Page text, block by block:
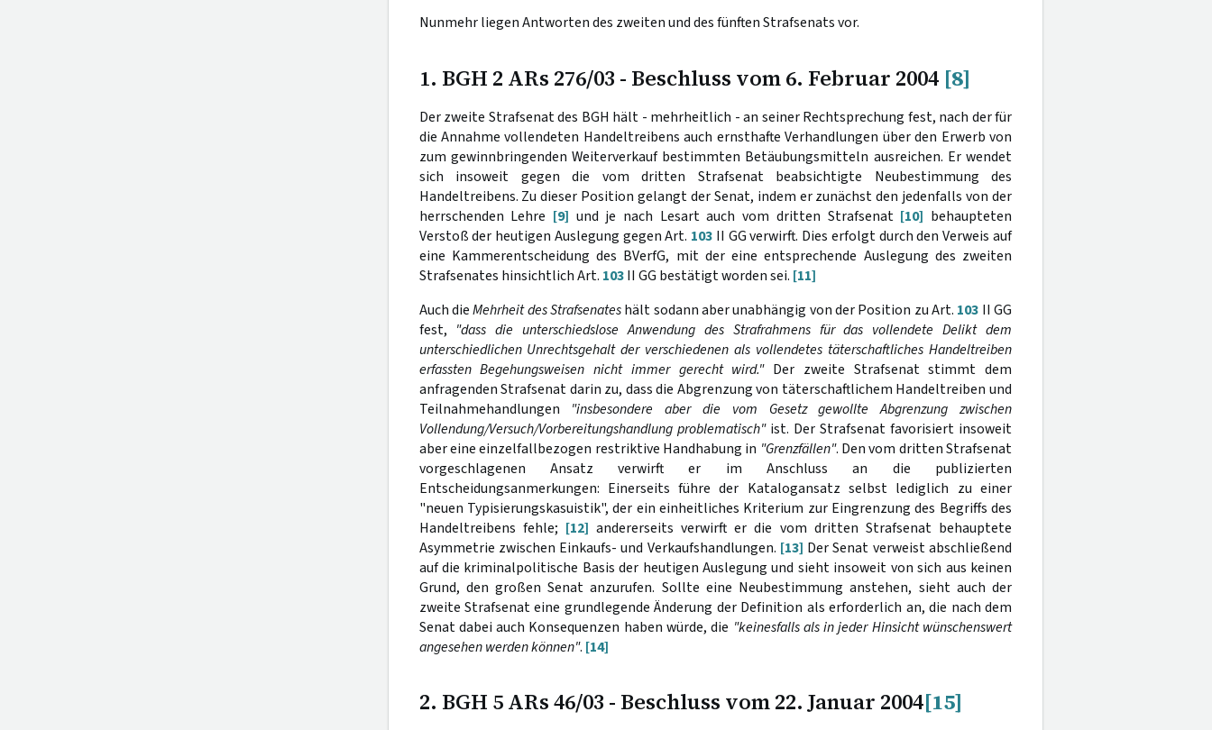
Nunmehr liegen Antworten des zweiten und des fünften Strafsenats vor.
1. BGH 2 ARs 276/03 - Beschluss vom 6. Februar 2004 [8]
Der zweite Strafsenat des BGH hält - mehrheitlich - an seiner Rechtsprechung fest, nach der für
die Annahme vollendeten Handeltreibens auch ernsthafte Verhandlungen über den Erwerb von
zum gewinnbringenden Weiterverkauf bestimmten Betäubungsmitteln ausreichen. Er wendet
sich insoweit gegen die vom dritten Strafsenat beabsichtigte Neubestimmung des
Handeltreibens. Zu dieser Position gelangt der Senat, indem er zunächst den jedenfalls von der
herrschenden Lehre [9] und je nach Lesart auch vom dritten Strafsenat [10] behaupteten
Verstoß der heutigen Auslegung gegen Art. 103 II GG verwirft. Dies erfolgt durch den Verweis auf
eine Kammerentscheidung des BVerfG, mit der eine entsprechende Auslegung des zweiten
Strafsenates hinsichtlich Art. 103II GG bestätigt worden sei. [11]
Auch dieMehrheit des Strafsenateshält sodann aber unabhängig von der Position zu Art. 103 II GG
fest, "dass die unterschiedslose Anwendung des Strafrahmens für das vollendete Delikt dem
unterschiedlichen Unrechtsgehalt der verschiedenen als vollendetes täterschaftliches Handeltreiben
erfassten Begehungsweisen nicht immer gerecht wird."Der zweite Strafsenat stimmt dem
anfragenden Strafsenat darin zu, dass die Abgrenzung von täterschaftlichem Handeltreiben und
Teilnahmehandlungen "insbesondere aber die vom Gesetz gewollte Abgrenzung zwischen
Vollendung/Versuch/Vorbereitungshandlung problematisch"ist. Der Strafsenat favorisiert insoweit
aber eine einzelfallbezogen restriktive Handhabung in "Grenzfällen". Den vom dritten Strafsenat
vorgeschlagenen Ansatz verwirft er im Anschluss an die publizierten
Entscheidungsanmerkungen: Einerseits führe der Katalogansatz selbst lediglich zu einer
"neuen Typisierungskasuistik", der ein einheitliches Kriterium zur Eingrenzung des Begriffs des
Handeltreibens fehle; [12] andererseits verwirft er die vom dritten Strafsenat behauptete
Asymmetrie zwischen Einkaufs- und Verkaufshandlungen. [13] Der Senat verweist abschließend
auf die kriminalpolitische Basis der heutigen Auslegung und sieht insoweit von sich aus keinen
Grund, den großen Senat anzurufen. Sollte eine Neubestimmung anstehen, sieht auch der
zweite Strafsenat eine grundlegende Änderung der Definition als erforderlich an, die nach dem
Senat dabei auch Konsequenzen haben würde, die "keinesfalls als in jeder Hinsicht wünschenswert
angesehen werden können". [14]
2. BGH 5 ARs 46/03 - Beschluss vom 22. Januar 2004[15]